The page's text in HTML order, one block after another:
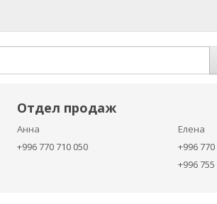
Отдел продаж
Анна
+996 770 710 050
Елена
+996
+996